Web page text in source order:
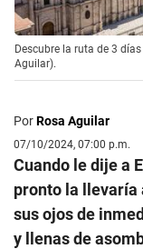
Descubre la ruta de 3
Aguilar).
PorRosa Aguilar
07/10/2024, 07:00 p.m.
Cuando le dije a
pronto la llevaría
sus ojos de
y llenas de